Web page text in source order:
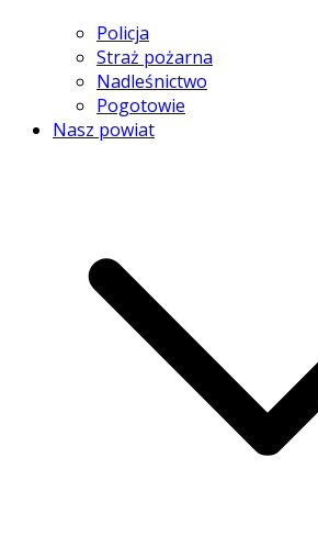
Policja
Straż pożarna
Nadleśnictwo
Pogotowie
Nasz powiat